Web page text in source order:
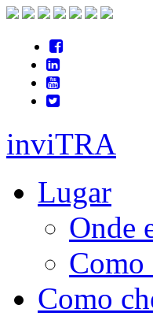
inviTRA
Lugar
Onde
Como
Como